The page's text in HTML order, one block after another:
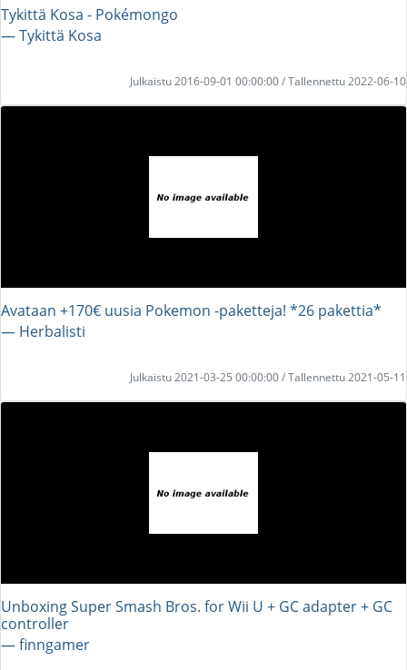
Tykittä Kosa - Pokémongo
― Tykittä Kosa
Julkaistu 2016-09-01 00:00:00 / Tallennettu 2022-06-10
Avataan +170€ uusia Pokemon -paketteja! *26 pakettia*
― Herbalisti
Julkaistu 2021-03-25 00:00:00 / Tallennettu 2021-05-11
Unboxing Super Smash Bros. for Wii U + GC adapter + GC
controller
― finngamer